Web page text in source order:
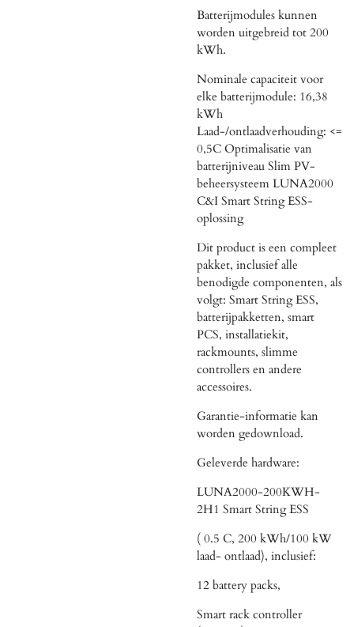
Batterijmodules kunnen
worden uitgebreid tot 200
kWh.
Nominale capaciteit voor
elke batterijmodule: 16,38
kWh
Laad-/ontlaadverhouding: <=
0,5C Optimalisatie van
batterijniveau Slim PV-
beheersysteem LUNA2000
C&I Smart String ESS-
oplossing
Dit product is een compleet
pakket, inclusief alle
benodigde componenten, als
volgt: Smart String ESS,
batterijpakketten, smart
PCS, installatiekit,
rackmounts, slimme
controllers en andere
accessoires.
Garantie-informatie kan
worden gedownload.
Geleverde hardware:
LUNA2000-200KWH-
2H1 Smart String ESS
( 0.5 C, 200 kWh/100 kW
laad- ontlaad), inclusief:
12 battery packs,
Smart rack controller